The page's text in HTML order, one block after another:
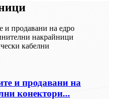
и продавани на
конектори...